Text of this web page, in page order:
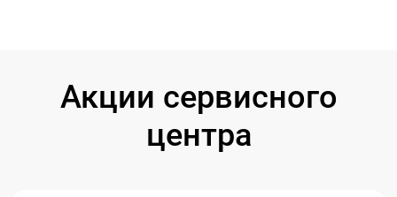
Акции сервисного
центра